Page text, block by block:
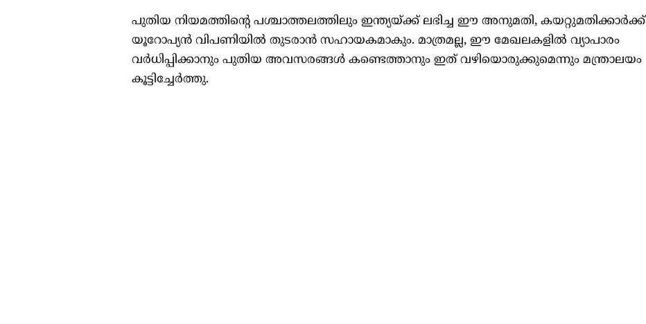
പുതിയ നിയമത്തിന്റെ പശ്ചാത്തലത്തിലും ഇന്ത്യയ്ക്ക് ലഭിച്ച ഈ അനുമതി, കയറ്റുമതിക്കാര്‍ക്ക്
യൂറോപ്യന്‍ വിപണിയില്‍ തുടരാന്‍ സഹായകമാകും. മാത്രമല്ല, ഈ മേഖലകളില്‍ വ്യാപാരം
വര്‍ധിപ്പിക്കാനും പുതിയ അവസരങ്ങള്‍ കണ്ടെത്താനും ഇത് വഴിയൊരുക്കുമെന്നും മന്ത്രാലയം
കൂട്ടിച്ചേര്‍ത്തു.